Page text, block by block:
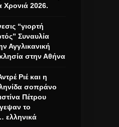
Χρονιά 2026.
“γιορτή
Συναυλία
Αγγλικανική
στην Αθήνα
Ριέ και η
σοπράνο
Πέτρου
το
ελληνικά